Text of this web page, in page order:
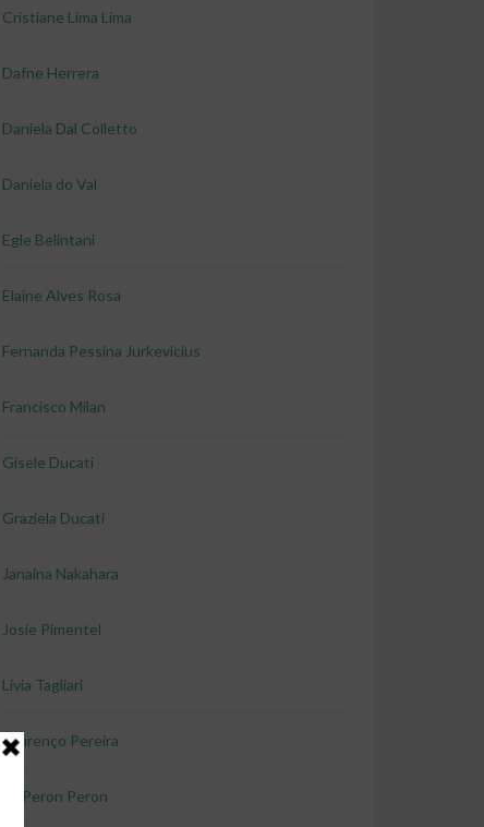
Cristiane Lima Lima
Dafne Herrera
Daniela Dal Colletto
Daniela do Val
Egle Belintani
Elaine Alves Rosa
Fernanda Pessina Jurkevicius
Francisco Milan
Gisele Ducati
Graziela Ducati
Janaina Nakahara
Josie Pimentel
Livia Tagliari
Lourenço Pereira
Lu Peron Peron